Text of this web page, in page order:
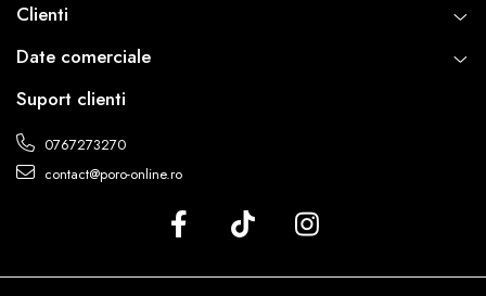
Clienti
Date comerciale
Suport clienti
0767273270
contact@poro-online.ro